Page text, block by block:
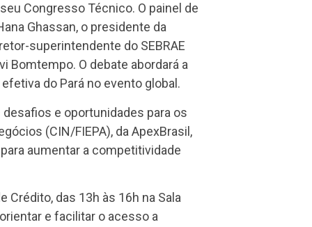
Congresso Técnico. O painel de
Ghassan, o presidente da
superintendente do SEBRAE
Bomtempo. O debate abordará a
do Pará no evento global.
desafios e oportunidades para os
(CIN/FIEPA), da ApexBrasil,
aumentar a competitividade
Crédito, das 13h às 16h na Sala
e facilitar o acesso a